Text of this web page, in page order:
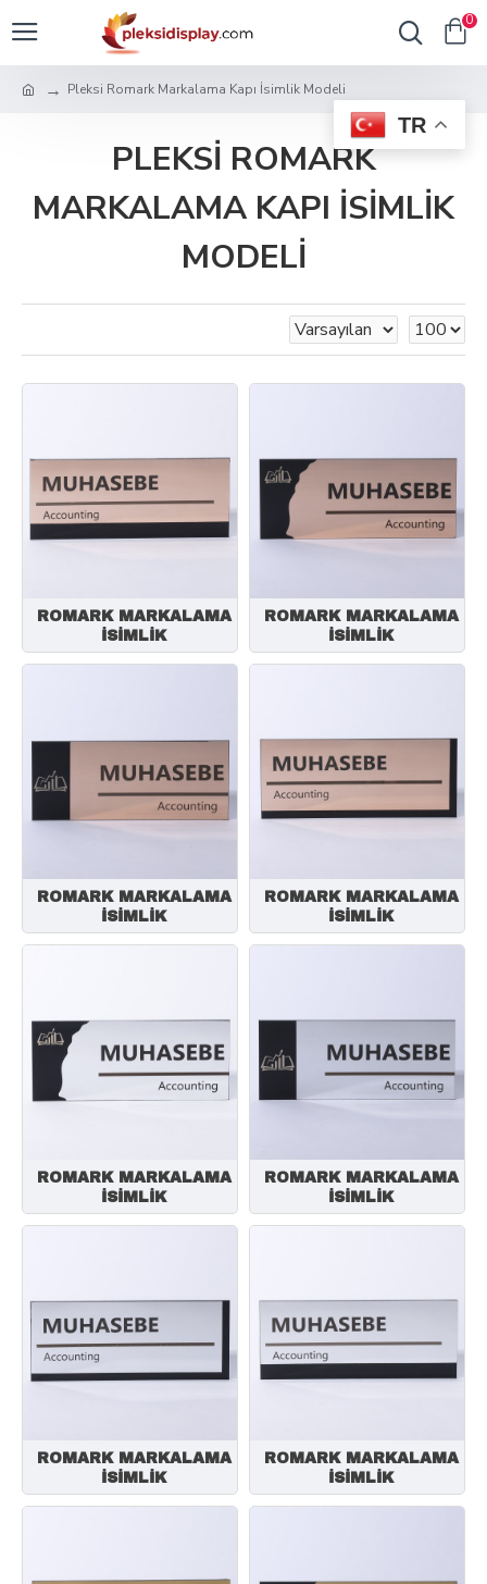
TR
0
Pleksi Romark Markalama Kapı İsimlik Modeli
PLEKSI ROMARK
MARKALAMA KAPI İSIMLIK
MODELI
ROMARK MARKALAMA
İSİMLİK
ROMARK MARKALAMA
İSİMLİK
ROMARK MARKALAMA
İSİMLİK
ROMARK MARKALAMA
İSİMLİK
ROMARK MARKALAMA
İSİMLİK
ROMARK MARKALAMA
İSİMLİK
ROMARK MARKALAMA
İSİMLİK
ROMARK MARKALAMA
İSİMLİK